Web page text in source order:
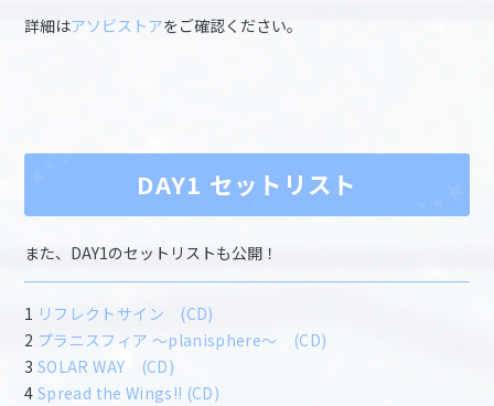
詳細はアソビストアをご確認ください。
DAY1 セットリスト
また、DAY1のセットリストも公開！
1 リフレクトサイン
(CD)
2 プラニスフィア ～planisphere～
(CD)
3SOLAR WAY
(CD)
4Spread the Wings!! (CD)